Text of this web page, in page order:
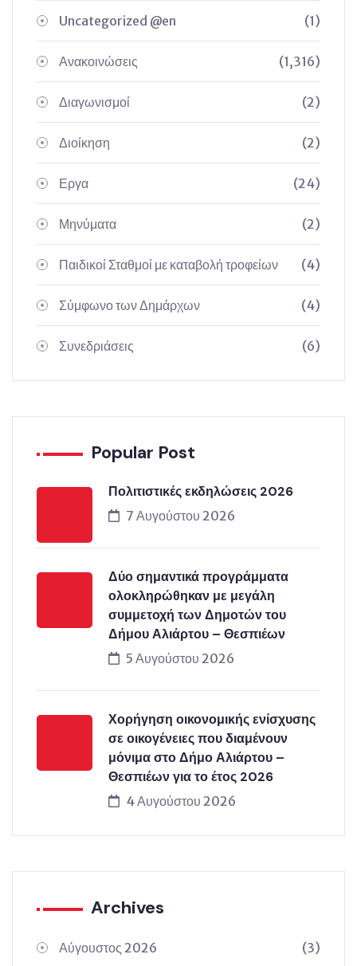
Uncategorized @en (1)
Ανακοινώσεις (1,316)
Διαγωνισμοί (2)
Διοίκηση (2)
Εργα (24)
Μηνύματα (2)
Παιδικοί Σταθμοί με καταβολή τροφείων (4)
Σύμφωνο των Δημάρχων (4)
Συνεδριάσεις (6)
Popular Post
Πολιτιστικές εκδηλώσεις 2026
7 Αυγούστου 2026
Δύο σημαντικά προγράμματα
ολοκληρώθηκαν με μεγάλη
συμμετοχή των Δημοτών του
Δήμου Αλιάρτου – Θεσπιέων
5 Αυγούστου 2026
Χορήγηση οικονομικής ενίσχυσης
σε οικογένειες που διαμένουν
μόνιμα στο Δήμο Αλιάρτου –
Θεσπιέων για το έτος 2026
4 Αυγούστου 2026
Archives
Αύγουστος 2026 (3)